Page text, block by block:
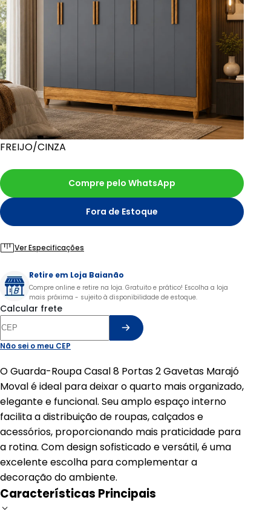
FREIJO/CINZA
Fora de Estoque
Compre pelo WhatsApp
Ver Especificações
Retire em Loja Baianão
Compre online e retire na loja. Gratuito e prático! Escolha a loja
mais próxima - sujeito à disponibilidade de estoque.
Calcular frete
Não sei o meu CEP
O Guarda-Roupa Casal 8 Portas 2 Gavetas Marajó
Moval é ideal para deixar o quarto mais organizado,
elegante e funcional. Seu amplo espaço interno
facilita a distribuição de roupas, calçados e
acessórios, proporcionando mais praticidade para
a rotina. Com design sofisticado e versátil, é uma
excelente escolha para complementar a
decoração do ambiente.
Características Principais